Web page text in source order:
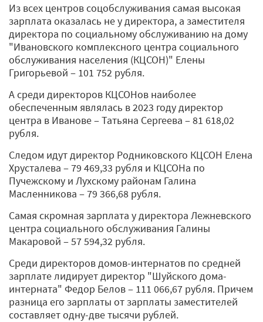
Из всех центров соцобслуживания самая высокая
зарплата оказалась не у директора, а заместителя
директора по социальному обслуживанию на дому
"Ивановского комплексного центра социального
обслуживания населения (КЦСОН)" Елены
Григорьевой ‒ 101 752 рубля.
А среди директоров КЦСОНов наиболее
обеспеченным являлась в 2023 году директор
центра в Иванове ‒ Татьяна Сергеева ‒ 81 618,02
рубля.
Следом идут директор Родниковского КЦСОН Елена
Хрусталева ‒ 79 469,33 рубля и КЦСОНа по
Пучежскому и Лухскому районам Галина
Масленникова ‒ 79 366,68 рубля.
Самая скромная зарплата у директора Лежневского
центра социального обслуживания Галины
Макаровой ‒ 57 594,32 рубля.
Среди директоров домов-интернатов по средней
зарплате лидирует директор "Шуйского дома-
интерната" Федор Белов ‒ 111 066,67 рубля. Причем
разница его зарплаты от зарплаты заместителей
составляет одну-две тысячи рублей.